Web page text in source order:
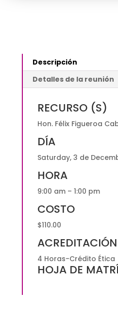
Descripción
Detalles de la reunión
RECURSO (S)
Hon. Félix Figueroa
DÍA
Saturday, 3 de
HORA
9:00 am – 1:00 pm
COSTO
$110.00
ACREDITACIÓN
4 Horas-Crédito Ética
HOJA DE